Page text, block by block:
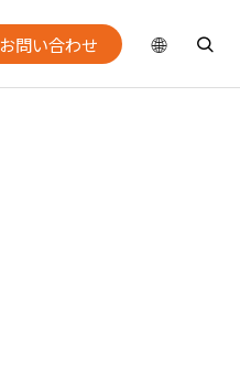
お問い合わせ